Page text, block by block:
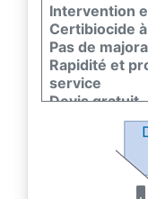
Intervention
Certibiocide
Pas de
Rapidité et
service
Devis gratuit